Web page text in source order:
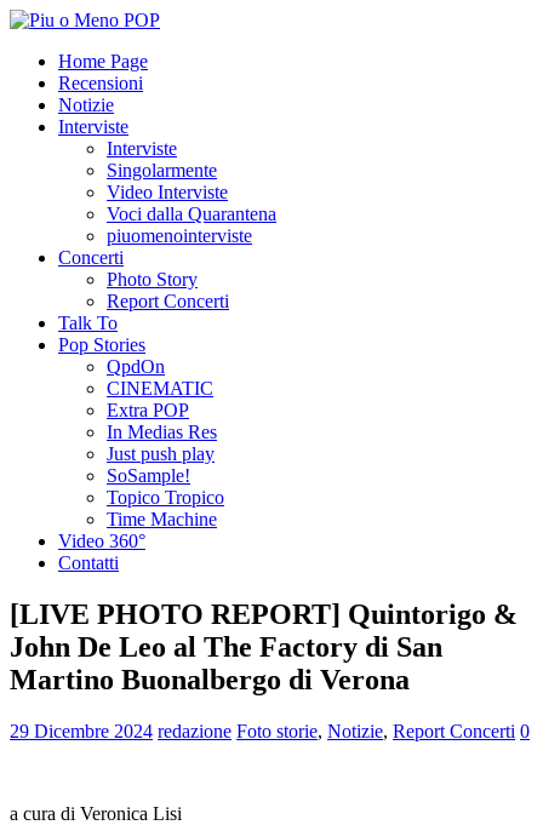
Home Page
Recensioni
Notizie
Interviste
Interviste
Singolarmente
Video Interviste
Voci dalla Quarantena
piuomenointerviste
Concerti
Photo Story
Report Concerti
Talk To
Pop Stories
QpdOn
CINEMATIC
Extra POP
In Medias Res
Just push play
SoSample!
Topico Tropico
Time Machine
Video 360°
Contatti
[LIVE PHOTO REPORT] Quintorigo &
John De Leo al The Factory di San
Martino Buonalbergo di Verona
29 Dicembre 2024 redazione Foto storie, Notizie, Report Concerti 0
a cura di Veronica Lisi